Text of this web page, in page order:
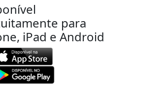
para
iPad e Android